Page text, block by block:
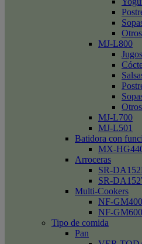
Otros
MJ-L800
Jugos
Otros
MJ-L700
MJ-L501
Batidora con
MX-
Arroceras
SR-
SR-
Multi-Cookers
NF-GM400
NF-GM600
Tipo de comida
Pan